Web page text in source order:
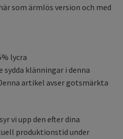
som ärmlös version och med
lycra
klänningar i denna
artikel avser gotsmärkta
vi upp den efter dina
produktionstid under